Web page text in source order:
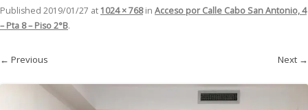
Published 2019/01/27 at1024 × 768in Acceso por Calle Cabo San Antonio, 4
– Pta 8 – Piso 2°B.
← Previous Next →